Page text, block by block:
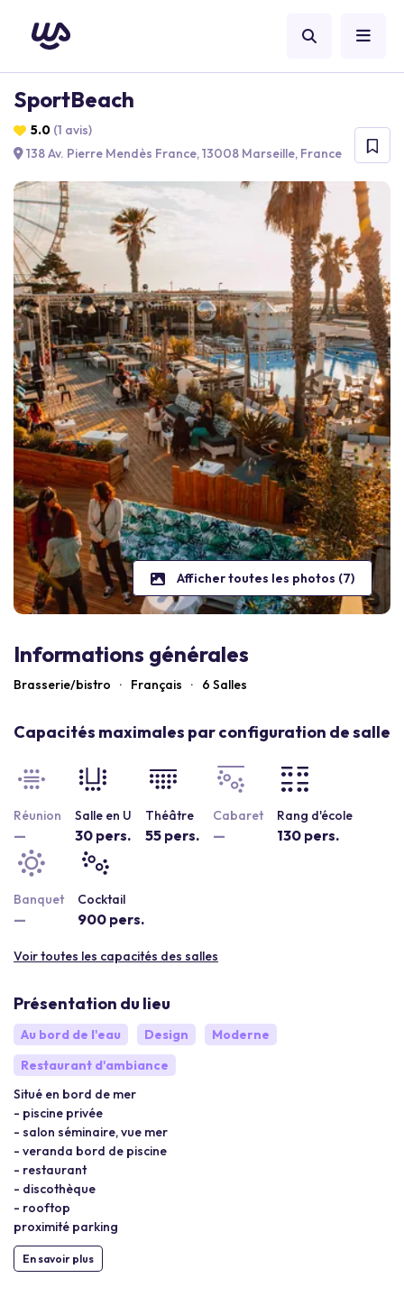
SportBeach
5.0 (1 avis)
138 Av. Pierre Mendès France, 13008 Marseille, France
Afficher toutes les photos (7)
Informations générales
Brasserie/bistro · Français · 6 Salles
Capacités maximales par configuration de salle
Réunion
—
Salle en U
30 pers.
Théâtre
55 pers.
Cabaret
—
Rang d'école
130 pers.
Banquet
—
Cocktail
900 pers.
Voir toutes les capacités des salles
Présentation du lieu
Au bord de l'eau Design
Moderne
Restaurant d'ambiance
Situé en bord de mer
- piscine privée
- salon séminaire, vue mer
- veranda bord de piscine
- restaurant
- discothèque
- rooftop
proximité parking
En savoir plus